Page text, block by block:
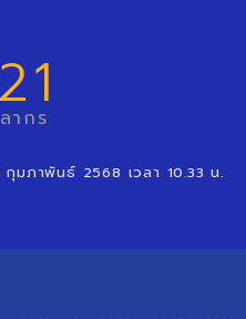
ากร
มภาพันธ์ 2568 เวลา 10.33 น.